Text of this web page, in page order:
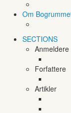
Om
SECTIONS
Anmeldere
Forfattere
Artikler